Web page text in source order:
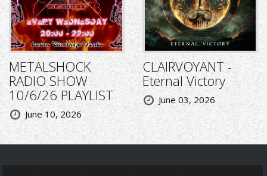
METALSHOCK
RADIO SHOW
10/6/26 PLAYLIST
June 10, 2026
CLAIRVOYANT -
Eternal Victory
June 03, 2026